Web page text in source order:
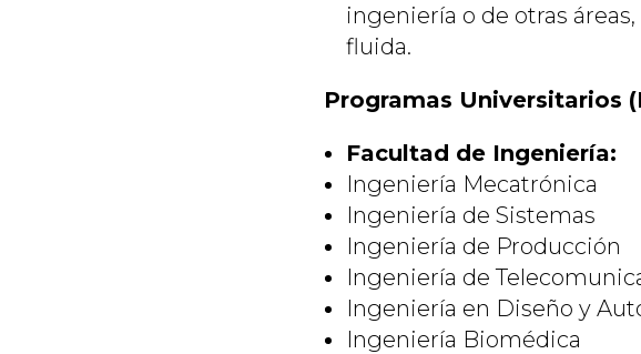
ingeniería o de otras
fluida.
Programas Universitarios
Facultad de Ingeniería:
Ingeniería Mecatrónica
Ingeniería de Sistemas
Ingeniería de Producción
Ingeniería de
Ingeniería en Diseño y
Ingeniería Biomédica